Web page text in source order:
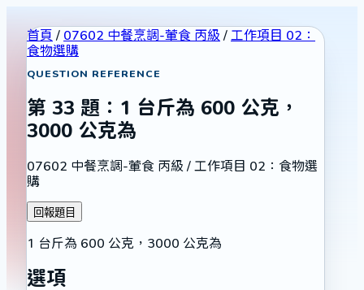
首頁 / 07602 中餐烹調-葷食 丙級 / 工作項目 02：
食物選購
QUESTION REFERENCE
第 33 題： 1 台斤為 600 公克，
3000 公克為
07602 中餐烹調-葷食 丙級 / 工作項目 02：食物選
購
回報題目
1 台斤為 600 公克，3000 公克為
選項